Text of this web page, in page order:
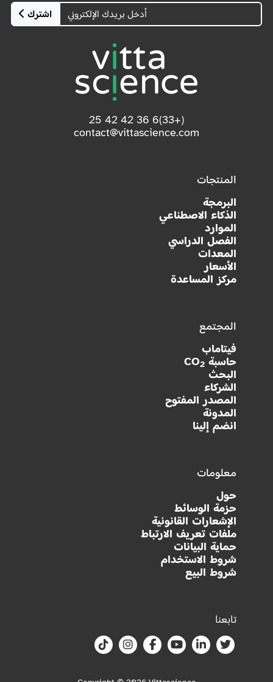
اشترك
(+33)6 36 42 42 25
contact@vittascience.com
المنتجات
البرمجة
الذكاء الاصطناعي
الموارد
الفصل الدراسي
المعدات
الأسعار
مركز المساعدة
المجتمع
فيتاماب
حاسبة CO 2
البحث
الشركاء
المصدر المفتوح
المدونة
انضم إلينا
معلومات
حول
حزمة الوسائط
الإشعارات القانونية
ملفات تعريف الارتباط
حماية البيانات
شروط الاستخدام
شروط البيع
تابعنا